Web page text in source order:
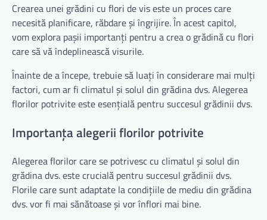
Crearea unei grădini cu flori de vis este un proces care
necesită planificare, răbdare și îngrijire. În acest capitol,
vom explora pașii importanți pentru a crea o grădină cu flori
care să vă îndeplinească visurile.
Înainte de a începe, trebuie să luați în considerare mai mulți
factori, cum ar fi climatul și solul din grădina dvs. Alegerea
florilor potrivite este esențială pentru succesul grădinii dvs.
Importanța alegerii florilor potrivite
Alegerea florilor care se potrivesc cu climatul și solul din
grădina dvs. este crucială pentru succesul grădinii dvs.
Florile care sunt adaptate la condițiile de mediu din grădina
dvs. vor fi mai sănătoase și vor înflori mai bine.